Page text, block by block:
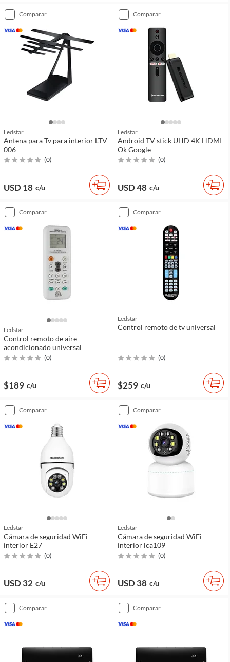
comparar
Ledstar
Antena para Tv para interior LTV-
006
(0)
USD 18 c/u
comparar
Ledstar
Android TV stick UHD 4K HDMI
Ok Google
(0)
USD 48 c/u
comparar
Ledstar
Control remoto de aire
acondicionado universal
(0)
$189 c/u
comparar
Ledstar
Control remoto de tv universal
(0)
$259 c/u
comparar
Ledstar
Cámara de seguridad WiFi
interior E27
(0)
USD 32 c/u
comparar
Ledstar
Cámara de seguridad WiFi
interior lca109
(0)
USD 38 c/u
comparar comparar